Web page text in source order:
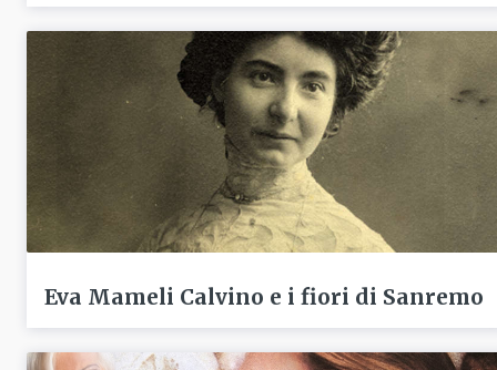
Eva Mameli Calvino e i fiori di Sanremo